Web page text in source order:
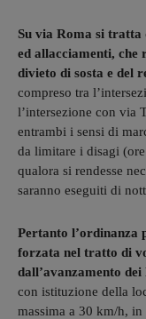
Su via Roma si
ed allacciamenti, che
divieto di sosta e del
compreso tra
l’intersezione con via
entrambi i sensi di
da limitare i disagi
qualora si rendesse
saranno eseguiti di
Pertanto l’ordinanza
forzata nel tratto di
dall’avanzamento
con istituzione della
massima a 30 km/h,